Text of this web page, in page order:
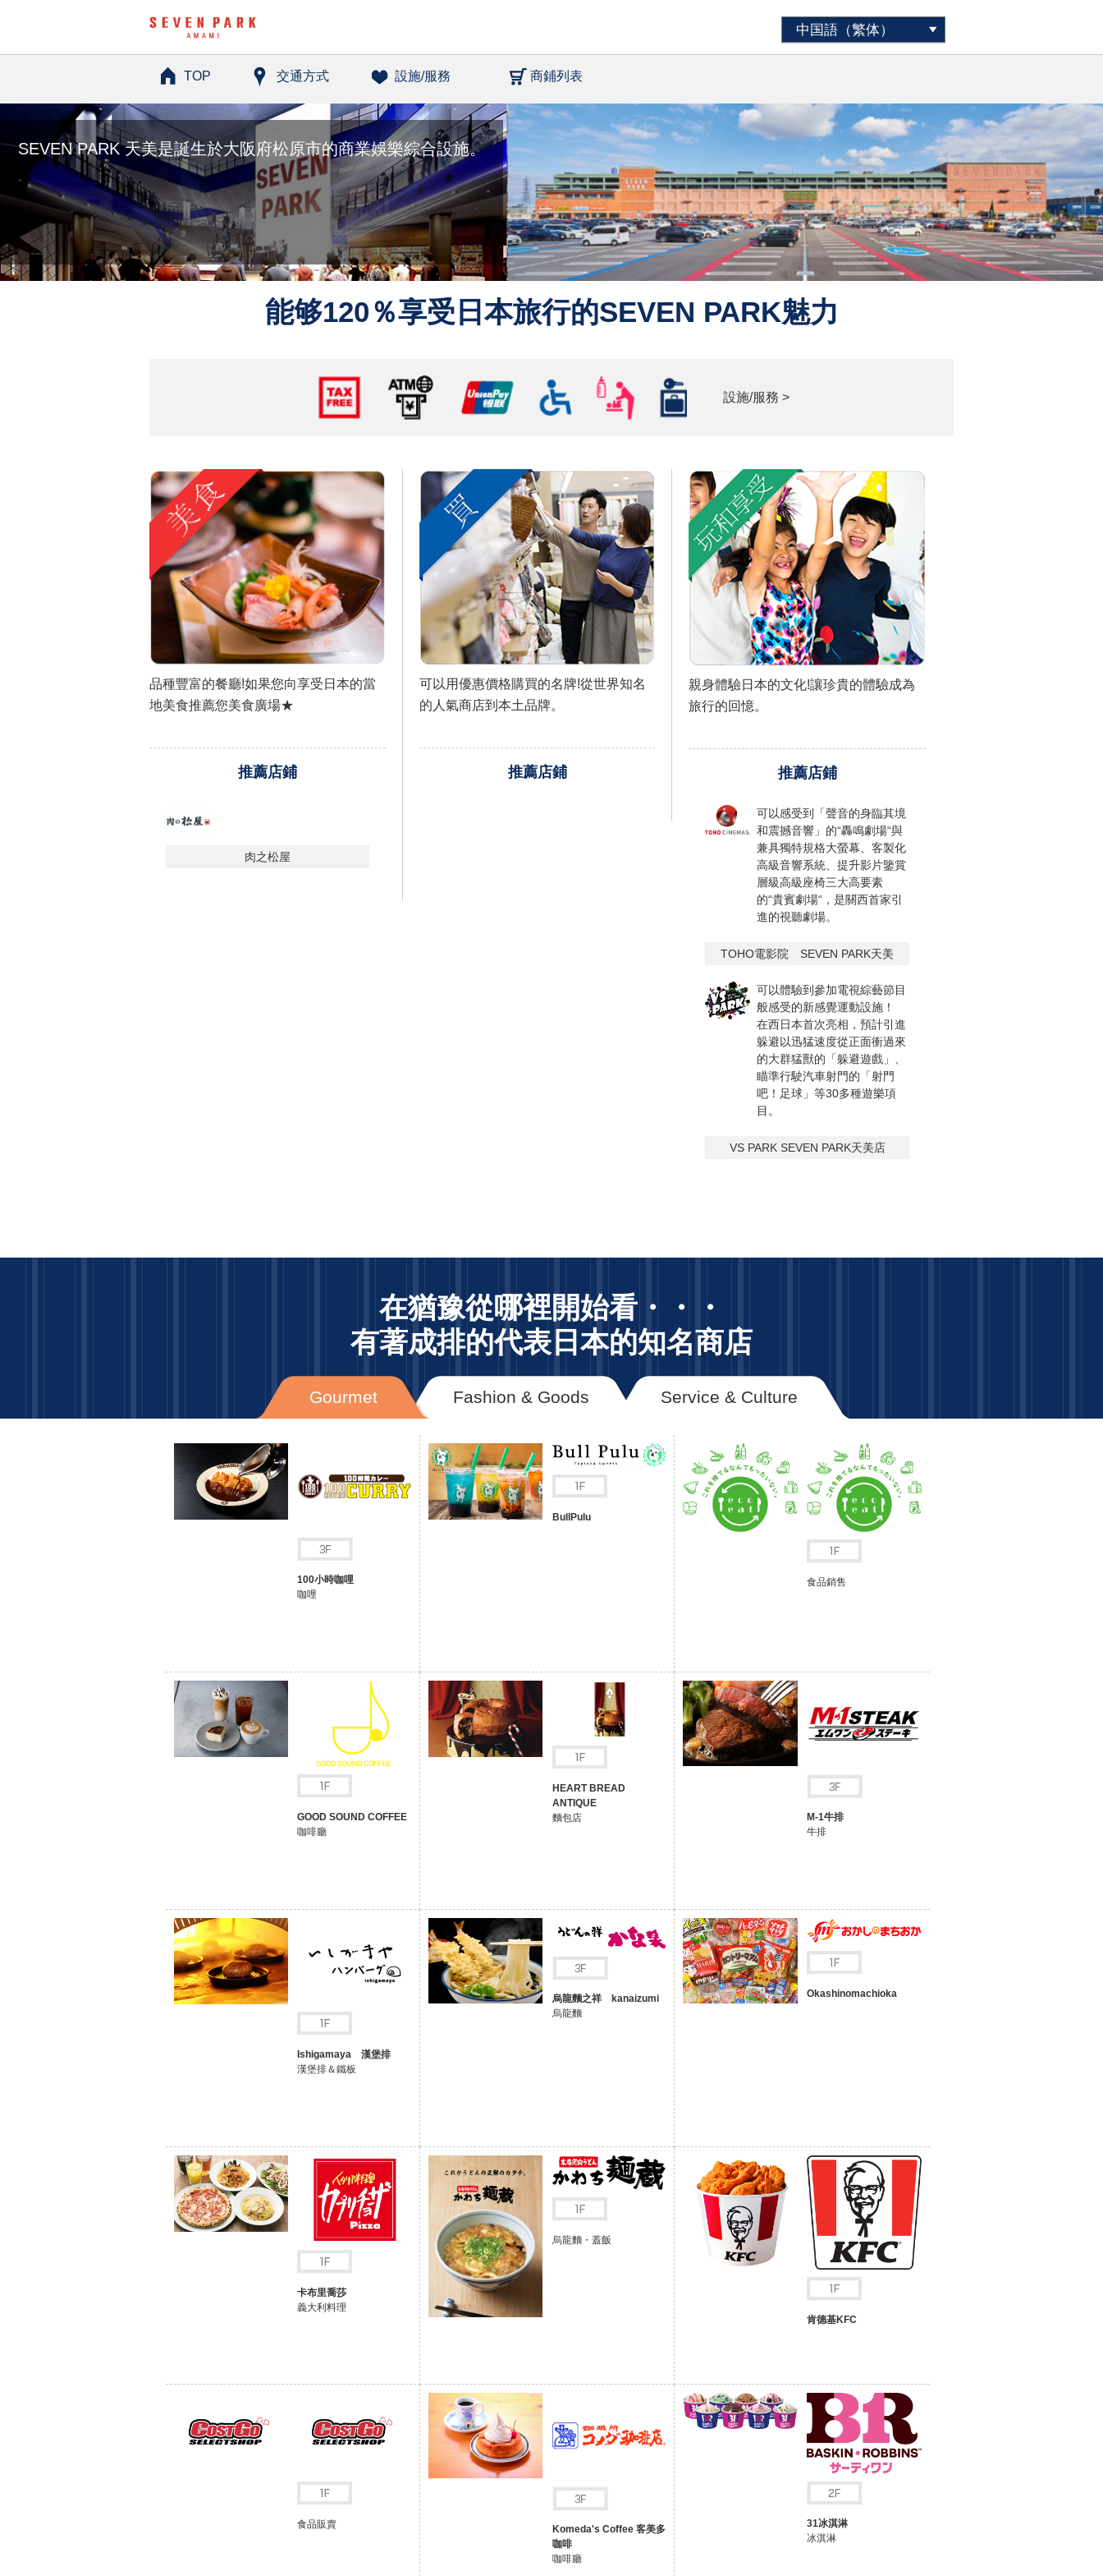
TOP 交通方式 設施/服務 商鋪列表
SEVEN PARK 天美是誕生於大阪府松原市的商業娛樂綜合設施。
能够120％享受日本旅行的SEVEN PARK魅力
設施/服務 >
品種豐富的餐廳!如果您向享受日本的當
地美食推薦您美食廣場★
推薦店鋪
肉之松屋
可以用優惠價格購買的名牌!從世界知名
的人氣商店到本土品牌。
推薦店鋪
親身體驗日本的文化!讓珍貴的體驗成為
旅行的回憶。
推薦店鋪
可以感受到「聲音的身臨其境
和震撼音響」的“轟鳴劇場“與
兼具獨特規格大螢幕、客製化
高級音響系統、提升影片鑒賞
層級高級座椅三大高要素
的“貴賓劇場“，是關西首家引
進的視聽劇場。
TOHO電影院 SEVEN PARK天美
可以體驗到參加電視綜藝節目
般感受的新感覺運動設施！
在西日本首次亮相，預計引進
躲避以迅猛速度從正面衝過來
的大群猛獸的「躲避遊戲」、
瞄準行駛汽車射門的「射門
吧！足球」等30多種遊樂項
目。
VS PARK SEVEN PARK天美店
在猶豫從哪裡開始看・・・
有著成排的代表日本的知名商店
Gourmet Fashion & Goods Service & Culture
100小時咖哩
咖哩
BullPulu
食品銷售
GOOD SOUND COFFEE
咖啡廳
HEART BREAD
ANTIQUE
麵包店
M-1牛排
牛排
Ishigamaya 漢堡排
漢堡排＆鐵板
烏龍麵之祥 kanaizumi
烏龍麵
Okashinomachioka
卡布里喬莎
義大利料理
烏龍麵・蓋飯
肯德基KFC
食品販賣
Komeda's Coffee 客美多
咖啡
咖啡廳
31冰淇淋
冰淇淋